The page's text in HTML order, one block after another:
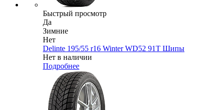
Быстрый просмотр
Да
Зимние
Нет
Delinte 195/55 r16 Winter WD52 91T Шипы
Нет в наличии
Подробнее